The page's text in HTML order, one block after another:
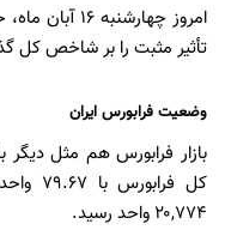
تأثیر مثبت را بر شاخص کل
وضعیت فرابورس ایران
بازار فرابورس هم مثل
۲۰,۷۷۴ واحد رسید.